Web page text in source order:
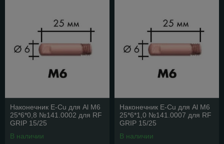
Наконечник E-Cu для Al M6
25*6*0,8 №141.0002 для RF
GRIP 15/25
В наличии
Наконечник E-Cu для Al M6
25*6*1,0 №141.0007 для RF
GRIP 15/25
В наличии